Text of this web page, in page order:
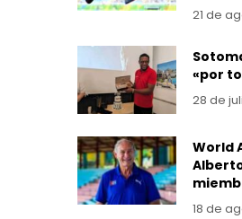
21 de
«por
28 de
World
18 de